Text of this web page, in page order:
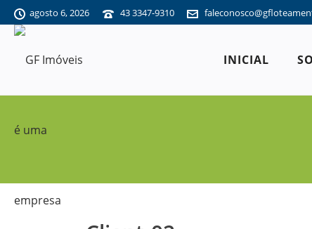
agosto 6, 2026 43 3347-9310
INICIAL